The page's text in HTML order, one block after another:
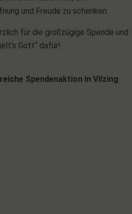
und Freude zu schenken.
für die großzügige Spende und
Gott“ dafür!
Spendenaktion in Vilzing